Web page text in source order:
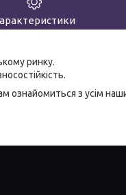
ринку.
ознайомиться з усім